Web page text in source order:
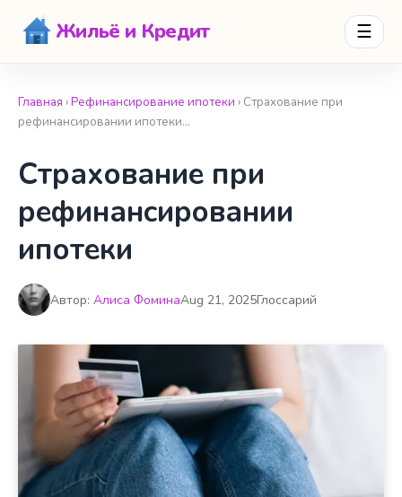
Жильё и Кредит ☰
Главная ›Рефинансирование ипотеки › Страхование при
рефинансировании ипотеки…
Страхование при
рефинансировании
ипотеки
Автор: Алиса ФоминаAug 21, 2025Глоссарий